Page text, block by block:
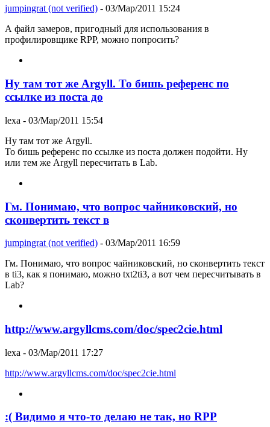
jumpingrat (not verified) - 03/Мар/2011 15:24
А файл замеров, пригодный для использования в
профилировщике RPP, можно попросить?
Ну там тот же Argyll. То бишь референс по
ссылке из поста до
lexa - 03/Мар/2011 15:54
Ну там тот же Argyll.
То бишь референс по ссылке из поста должен подойти. Ну
или тем же Argyll пересчитать в Lab.
Гм. Понимаю, что вопрос чайниковский, но
сконвертить текст в
jumpingrat (not verified) - 03/Мар/2011 16:59
Гм. Понимаю, что вопрос чайниковский, но сконвертить текст
в ti3, как я понимаю, можно txt2ti3, а вот чем пересчитывать в
Lab?
http://www.argyllcms.com/doc/spec2cie.html
lexa - 03/Мар/2011 17:27
http://www.argyllcms.com/doc/spec2cie.html
:( Видимо я что-то делаю не так, но RPP